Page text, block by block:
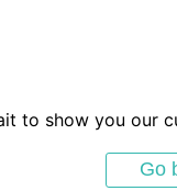
to show you our
Go